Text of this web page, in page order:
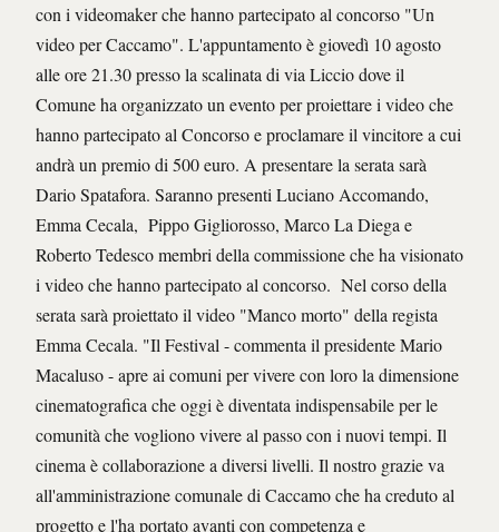
con i videomaker che hanno partecipato al concorso "Un
video per Caccamo". L'appuntamento è giovedì 10 agosto
alle ore 21.30 presso la scalinata di via Liccio dove il
Comune ha organizzato un evento per proiettare i video che
hanno partecipato al Concorso e proclamare il vincitore a cui
andrà un premio di 500 euro. A presentare la serata sarà
Dario Spatafora. Saranno presenti Luciano Accomando,
Emma Cecala, Pippo Gigliorosso, Marco La Diega e
Roberto Tedesco membri della commissione che ha visionato
i video che hanno partecipato al concorso. Nel corso della
serata sarà proiettato il video "Manco morto" della regista
Emma Cecala. "Il Festival - commenta il presidente Mario
Macaluso - apre ai comuni per vivere con loro la dimensione
cinematografica che oggi è diventata indispensabile per le
comunità che vogliono vivere al passo con i nuovi tempi. Il
cinema è collaborazione a diversi livelli. Il nostro grazie va
all'amministrazione comunale di Caccamo che ha creduto al
progetto e l'ha portato avanti con competenza e